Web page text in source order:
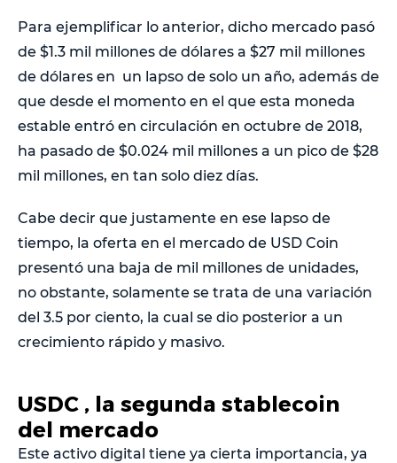
Para ejemplificar lo anterior, dicho mercado pasó
de $1.3 mil millones de dólares a $27 mil millones
de dólares en un lapso de solo un año, además de
que desde el momento en el que esta moneda
estable entró en circulación en octubre de 2018,
ha pasado de $0.024 mil millones a un pico de $28
mil millones, en tan solo diez días.
Cabe decir que justamente en ese lapso de
tiempo, la oferta en el mercado de USD Coin
presentó una baja de mil millones de unidades,
no obstante, solamente se trata de una variación
del 3.5 por ciento, la cual se dio posterior a un
crecimiento rápido y masivo.
USDC , la segunda stablecoin
del mercado
Este activo digital tiene ya cierta importancia, ya